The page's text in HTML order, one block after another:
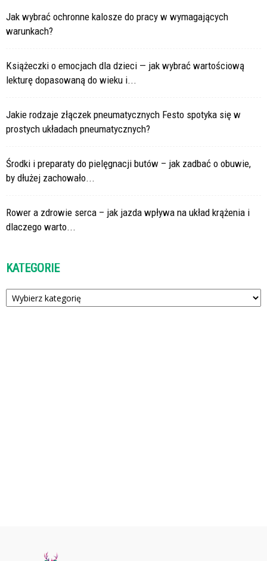
Jak wybrać ochronne kalosze do pracy w wymagających
warunkach?
Książeczki o emocjach dla dzieci — jak wybrać wartościową
lekturę dopasowaną do wieku i...
Jakie rodzaje złączek pneumatycznych Festo spotyka się w
prostych układach pneumatycznych?
Środki i preparaty do pielęgnacji butów – jak zadbać o obuwie,
by dłużej zachowało...
Rower a zdrowie serca – jak jazda wpływa na układ krążenia i
dlaczego warto...
KATEGORIE
Kategorie